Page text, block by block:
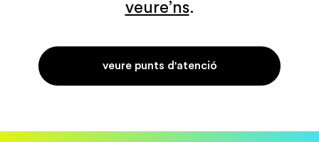
veure’ns.
veure punts d'atenció